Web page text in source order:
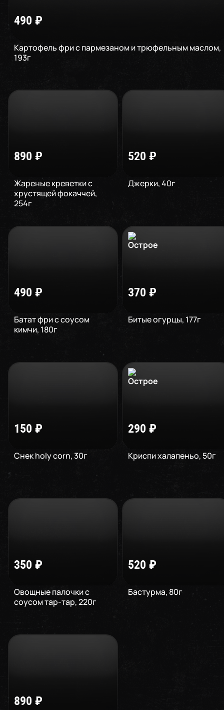
490 ₽
Картофель фри с пармезаном и трюфельным маслом,
193г
890 ₽
Жареные креветки с
хрустящей фокаччей,
254г
520 ₽
Джерки,40г
490 ₽
Батат фри с соусом
кимчи, 180г
370 ₽
Битые огурцы, 177г
150 ₽
Снек holy corn,30г
290 ₽
Криспи халапеньо, 50г
350 ₽
Овощные палочки с
соусом тар-тар,220г
520 ₽
Бастурма, 80г
890 ₽